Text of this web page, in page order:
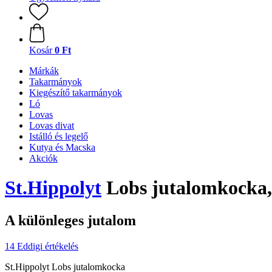
Kosár 0 Ft
Márkák
Takarmányok
Kiegészítő takarmányok
Ló
Lovas
Lovas divat
Istálló és legelő
Kutya és Macska
Akciók
St.Hippolyt Lobs
A különleges jutalom
14 Eddigi értékelés
St.Hippolyt Lobs jutalomkocka